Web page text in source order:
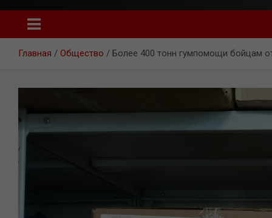
Главная Общество Более 400 тонн гумпомощи бойцам